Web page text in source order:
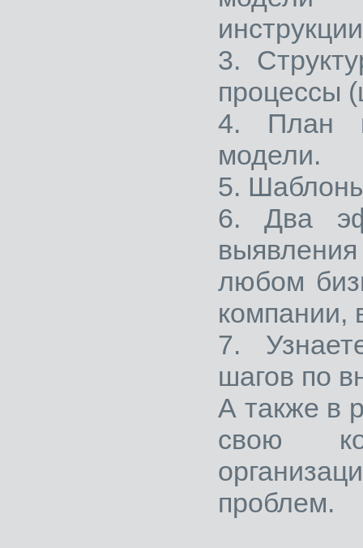
3.
процессы
4. План
модели.
5.
6. Два
выявления
любом
компании,
7.
шагов по
А также в
свою
проблем.